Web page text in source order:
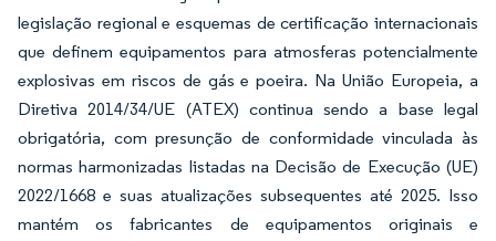
legislação regional e esquemas de certificação internacionais
que definem equipamentos para atmosferas potencialmente
explosivas em riscos de gás e poeira. Na União Europeia, a
Diretiva 2014/34/UE (ATEX) continua sendo a base legal
obrigatória, com presunção de conformidade vinculada às
normas harmonizadas listadas na Decisão de Execução (UE)
2022/1668 e suas atualizações subsequentes até 2025. Isso
mantém os fabricantes de equipamentos originais e